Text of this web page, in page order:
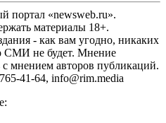
портал «newsweb.ru».
материалы 18+.
- как вам угодно, никаких
СМИ не будет. Мнение
мнением авторов публикаций.
41-64, info@rim.media